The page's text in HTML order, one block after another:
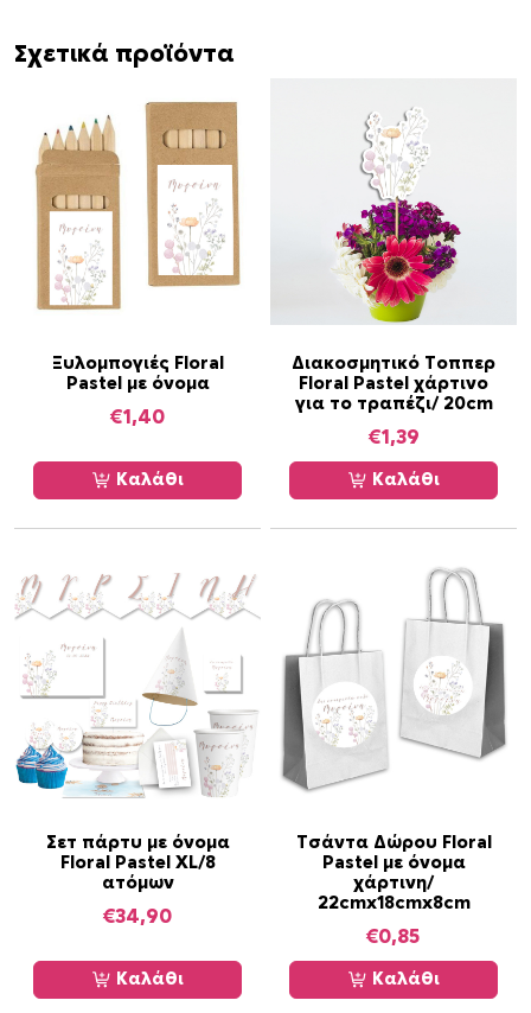
P
Σχετικά προϊόντα
Ξυλομπογιές Floral
Pastel με όνομα
€1,40
Καλάθι
Διακοσμητικό Τοππερ
Floral Pastel χάρτινο
για το τραπέζι/ 20cm
€1,39
Καλάθι
Σετ πάρτυ με όνομα
Floral Pastel XL/8
ατόμων
€34,90
Καλάθι
Τσάντα Δώρου Floral
Pastel με όνομα
χάρτινη/
22cmx18cmx8cm
€0,85
Καλάθι